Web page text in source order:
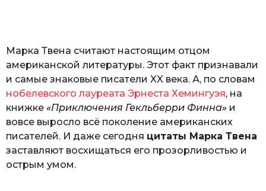
Марка Твена считают настоящим отцом
американской литературы. Этот факт признавали
и самые знаковые писатели XX века. А, по словам
нобелевского лауреата Эрнеста Хемингуэя, на
книжке «Приключения Гекльберри Финна» и
вовсе выросло всё поколение американских
писателей. И даже сегодня цитаты Марка Твена
заставляют восхищаться его прозорливостью и
острым умом.